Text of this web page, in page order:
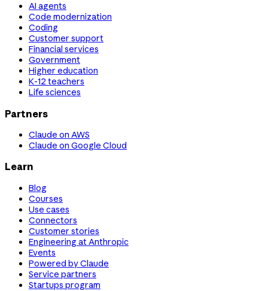
AI agents
Code modernization
Coding
Customer support
Financial services
Government
Higher education
K-12 teachers
Life sciences
Partners
Claude on AWS
Claude on Google Cloud
Learn
Blog
Courses
Use cases
Connectors
Customer stories
Engineering at Anthropic
Events
Powered by Claude
Service partners
Startups program